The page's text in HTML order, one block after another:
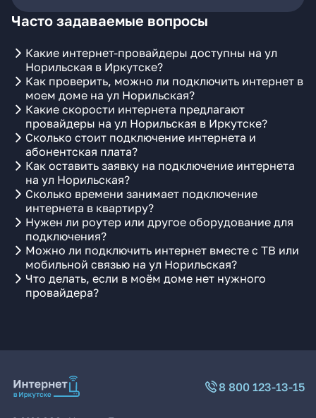
Часто задаваемые вопросы
Какие интернет-провайдеры доступны на ул
Норильская в Иркутске?
Как проверить, можно ли подключить интернет в
моем доме на ул Норильская?
Какие скорости интернета предлагают
провайдеры на ул Норильская в Иркутске?
Сколько стоит подключение интернета и
абонентская плата?
Как оставить заявку на подключение интернета
на ул Норильская?
Сколько времени занимает подключение
интернета в квартиру?
Нужен ли роутер или другое оборудование для
подключения?
Можно ли подключить интернет вместе с ТВ или
мобильной связью на ул Норильская?
Что делать, если в моём доме нет нужного
провайдера?
8 800 123-13-15